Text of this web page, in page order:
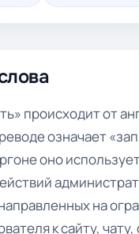
происходит от
означает
оно
на
к сайту,